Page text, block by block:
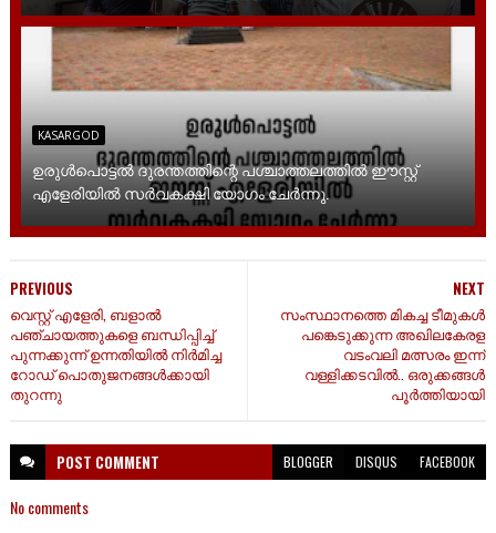
KASARGOD
ഉരുൾപൊട്ടൽ ദുരന്തത്തിന്റെ പശ്ചാത്തലത്തിൽ ഈസ്റ്റ്‌
എളേരിയിൽ സർവകക്ഷി യോഗം ചേർന്നു.
NEXT
സംസ്ഥാനത്തെ മികച്ച ടീമുകൾ
പങ്കെടുക്കുന്ന അഖിലകേരള
വടംവലി മത്സരം ഇന്ന്
വള്ളിക്കടവിൽ.. ഒരുക്കങ്ങൾ
പൂർത്തിയായി
PREVIOUS
വെസ്റ്റ് എളേരി, ബളാൽ
പഞ്ചായത്തുകളെ ബന്ധിപ്പിച്ച്
പുന്നക്കുന്ന് ഉന്നതിയിൽ നിർമിച്ച
റോഡ് പൊതുജനങ്ങൾക്കായി
തുറന്നു
POST COMMENT BLOGGER DISQUS FACEBOOK
No comments